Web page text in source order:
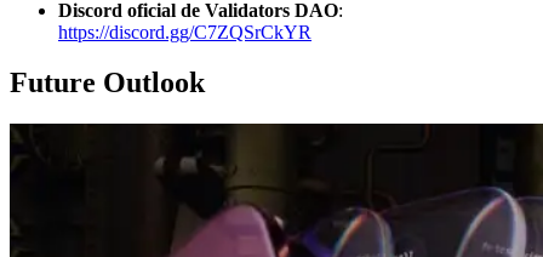
Discord oficial de Validators DAO:
https://discord.gg/C7ZQSrCkYR
Future Outlook